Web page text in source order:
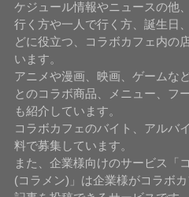
ケジュール情報やニュースの他
行く方や一人で行く方、誕生日
どに役立つ、コラボカフェ内の
います。
アニメや漫画、映画、ゲームな
とのコラボ商品、メニュー、フ
も紹介しています。
コラボカフェのバイト、アルバ
料で募集しています。
また、企業様向けのサービス「
(コラメン)」は企業様がコラボ